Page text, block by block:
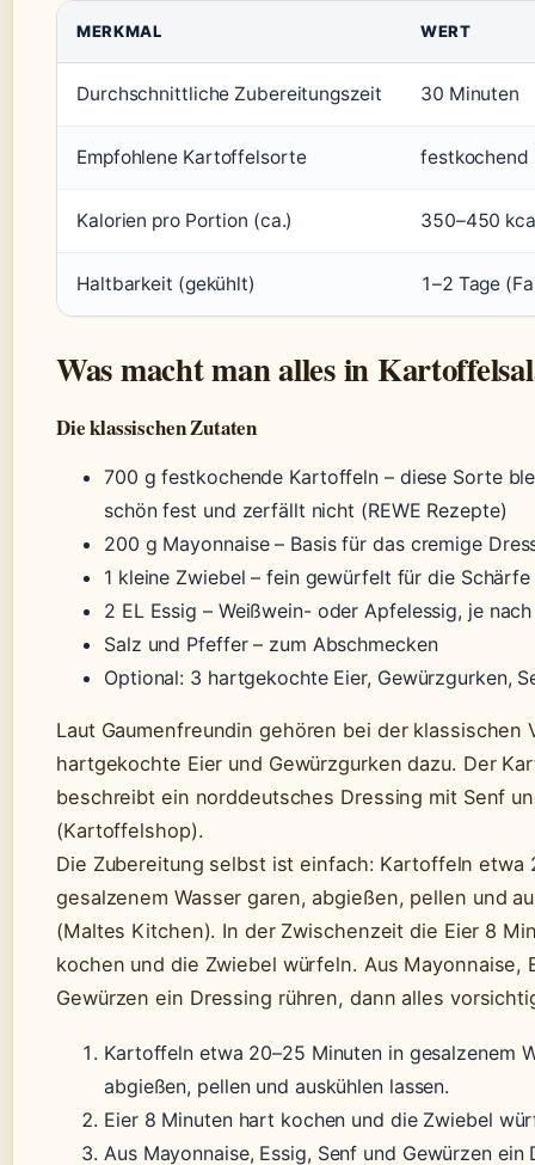
MERKMAL WERT
Durchschnittliche Zubereitungszeit 30 Minuten
Empfohlene Kartoffelsorte festkochend
Kalorien pro Portion (ca.) 350–450
Haltbarkeit (gekühlt) 1–2 Tage
Was macht man alles in
Die klassischen Zutaten
700 g festkochende Kartoffeln – diese Sorte
schön fest und zerfällt nicht (REWE Rezepte)
200 g Mayonnaise – Basis für das cremige
1 kleine Zwiebel – fein gewürfelt für die Schärfe
2 EL Essig – Weißwein- oder Apfelessig, je
Salz und Pfeffer – zum Abschmecken
Optional: 3 hartgekochte Eier, Gewürzgurken,
Laut Gaumenfreundin gehören bei der klassischen
hartgekochte Eier und Gewürzgurken dazu. Der
beschreibt ein norddeutsches Dressing mit Senf
(Kartoffelshop).
Die Zubereitung selbst ist einfach: Kartoffeln etwa
gesalzenem Wasser garen, abgießen, pellen und
(Maltes Kitchen). In der Zwischenzeit die Eier 8
kochen und die Zwiebel würfeln. Aus Mayonnaise,
Gewürzen ein Dressing rühren, dann alles
Kartoffeln etwa 20–25 Minuten in gesalzenem
abgießen, pellen und auskühlen lassen.
Eier 8 Minuten hart kochen und die Zwiebel
Aus Mayonnaise, Essig, Senf und Gewürzen ein